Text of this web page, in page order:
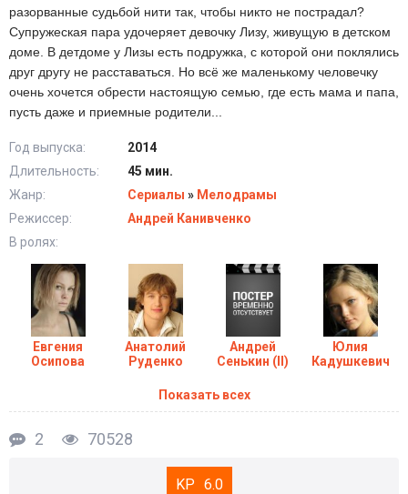
разорванные судьбой нити так, чтобы никто не пострадал?
Супружеская пара удочеряет девочку Лизу, живущую в детском
доме. В детдоме у Лизы есть подружка, с которой они поклялись
друг другу не расставаться. Но всё же маленькому человечку
очень хочется обрести настоящую семью, где есть мама и папа,
пусть даже и приемные родители...
Год выпуска:
2014
Длительность:
45 мин.
Жанр:
Сериалы » Мелодрамы
Режиссер:
Андрей Канивченко
В ролях:
Евгения
Осипова
Анатолий
Руденко
Андрей
Сенькин (II)
Юлия
Кадушкевич
Показать всех
2 70528
6.0